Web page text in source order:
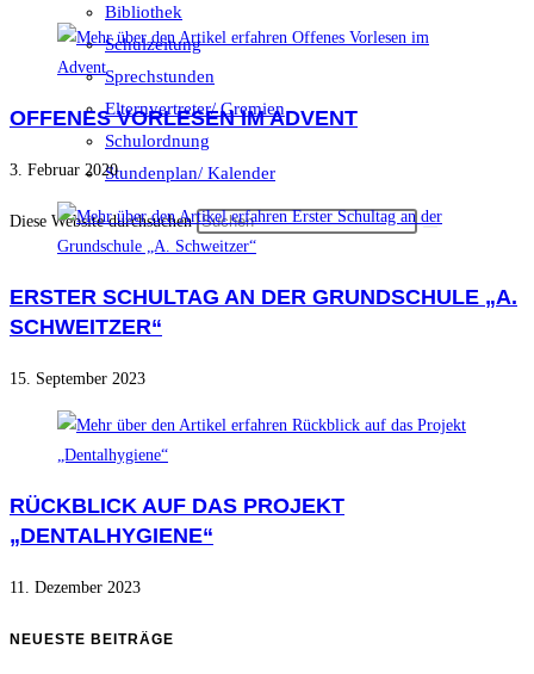
Bibliothek
Schulzeitung
Sprechstunden
Elternvertreter/ Gremien
Schulordnung
Stundenplan/ Kalender
Diese Website durchsuchen
OFFENES VORLESEN IM ADVENT
3. Februar 2020
ERSTER SCHULTAG AN DER GRUNDSCHULE „A.
SCHWEITZER“
15. September 2023
RÜCKBLICK AUF DAS PROJEKT
„DENTALHYGIENE“
11. Dezember 2023
NEUESTE BEITRÄGE